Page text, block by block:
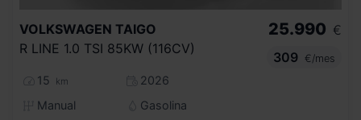
VOLKSWAGEN TAIGO
R LINE 1.0 TSI 85KW (116CV)
15 km
2026
Manual
Gasolina
25.990 €
309
€/mes